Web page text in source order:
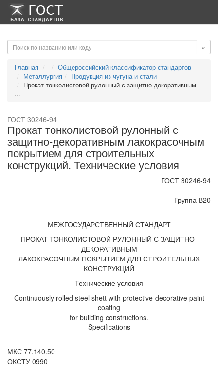
-->-->
»
Главная
Общероссийский классификатор стандартов
Металлургия
Продукция из чугуна и стали
Прокат тонколистовой рулонный с защитно-декоративным
...
ГОСТ 30246-94
Прокат тонколистовой рулонный с
защитно-декоративным лакокрасочным
покрытием для строительных
конструкций. Технические условия
ГОСТ 30246-94
Группа В20
МЕЖГОСУДАРСТВЕННЫЙ СТАНДАРТ
ПРОКАТ ТОНКОЛИСТОВОЙ РУЛОННЫЙ С ЗАЩИТНО-
ДЕКОРАТИВНЫМ
ЛАКОКРАСОЧНЫМ ПОКРЫТИЕМ ДЛЯ СТРОИТЕЛЬНЫХ
КОНСТРУКЦИЙ
Технические условия
Continuously rolled steel shett with protective-decorative paint
coating
for building constructions.
Specifications
МКС 77.140.50
ОКСТУ 0990